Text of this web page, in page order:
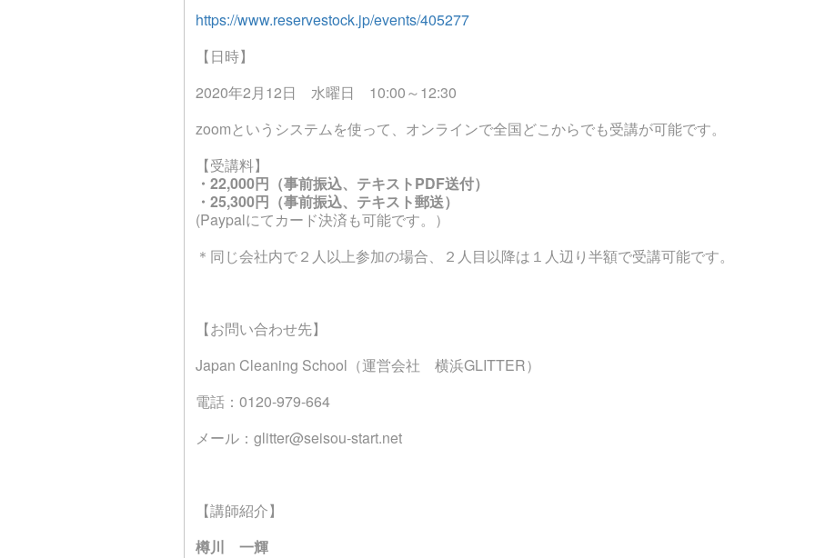
https://www.reservestock.jp/events/405277
【日時】
2020年2月12日 水曜日 10:00～12:30
zoomというシステムを使って、オンラインで全国どこからでも受講が可能です。
【受講料】
・22,000円（事前振込、テキストPDF送付）
・25,300円（事前振込、テキスト郵送）
(Paypalにてカード決済も可能です。）
＊同じ会社内で２人以上参加の場合、２人目以降は１人辺り半額で受講可能です。
【お問い合わせ先】
Japan Cleaning School （運営会社 横浜GLITTER）
電話： 0120-979-664
メール： glitter@seisou-start.net
【講師紹介】
樽川 一輝